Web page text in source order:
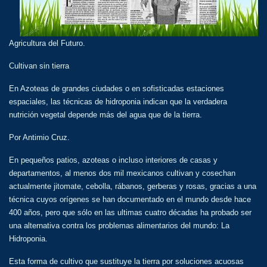
Agricultura del Futuro.
Cultivan sin tierra
En Azoteas de grandes ciudades o en sofisticadas estaciones
espaciales, las técnicas de hidroponia indican que la verdadera
nutrición vegetal depende más del agua que de la tierra.
Por Antimio Cruz.
En pequeños patios, azoteas o incluso interiores de casas y
departamentos, al menos dos mil mexicanos cultivan y cosechan
actualmente jitomate, cebolla, rábanos, gerberas y rosas, gracias a una
técnica cuyos orígenes se han documentado en el mundo desde hace
400 años, pero que sólo en las ultimas cuatro décadas ha probado ser
una alternativa contra los problemas alimentarios del mundo: La
Hidroponia.
Esta forma de cultivo que sustituye la tierra por soluciones acuosas